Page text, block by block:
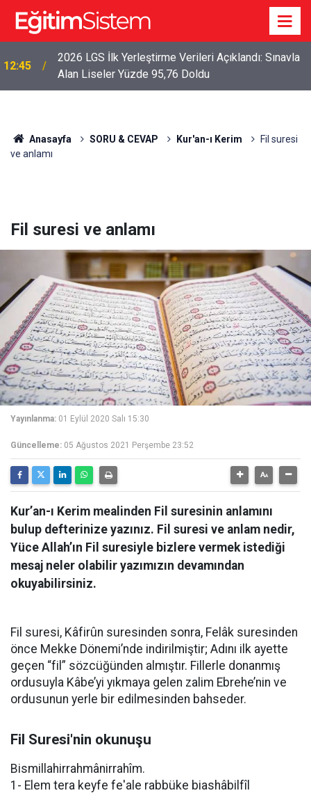
12:45
2026 LGS İlk Yerleştirme Verileri Açıklandı: Sınavla
Alan Liseler Yüzde 95,76 Doldu
Anasayfa SORU & CEVAP Kur'an-ı Kerim
Fil suresi
ve anlamı
Fil suresi ve anlamı
Yayınlanma: 01 Eylül 2020 Salı 15:30
Güncelleme: 05 Ağustos 2021 Perşembe 23:52
Kur’an-ı Kerim mealinden Fil suresinin anlamını
bulup defterinize yazınız. Fil suresi ve anlam nedir,
Yüce Allah’ın Fil suresiyle bizlere vermek istediği
mesaj neler olabilir yazımızın devamından
okuyabilirsiniz.
Fil suresi, Kâfirûn suresinden sonra, Felâk suresinden
önce Mekke Dönemi’nde indirilmiştir; Adını ilk ayette
geçen “fil” sözcüğünden almıştır. Fillerle donanmış
ordusuyla Kâbe’yi yıkmaya gelen zalim Ebrehe’nin ve
ordusunun yerle bir edilmesinden bahseder.
Fil Suresi'nin okunuşu
Bismillahirrahmânirrahîm.
1- Elem tera keyfe fe'ale rabbüke biashâbilfîl